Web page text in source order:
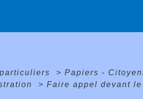
> Papiers -
> Faire appel devant